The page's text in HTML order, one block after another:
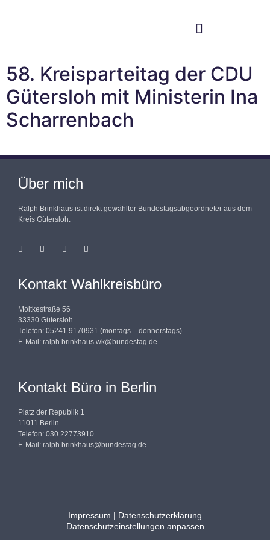
58. Kreisparteitag der CDU
Gütersloh mit Ministerin Ina
Scharrenbach
Über mich
Ralph Brinkhaus ist direkt gewählter Bundestagsabgeordneter aus dem
Kreis Gütersloh.
Kontakt Wahlkreisbüro
Moltkestraße 56
33330 Gütersloh
Telefon: 05241 9170931 (montags – donnerstags)
E-Mail: ralph.brinkhaus.wk@bundestag.de
Kontakt Büro in Berlin
Platz der Republik 1
11011 Berlin
Telefon: 030 22773910
E-Mail: ralph.brinkhaus@bundestag.de
Impressum | Datenschutzerklärung
Datenschutzeinstellungen anpassen